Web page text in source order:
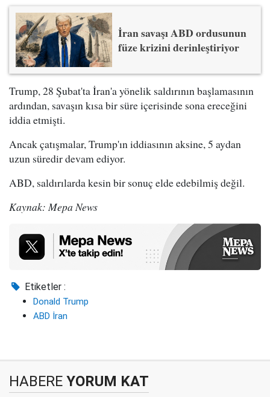
İran savaşı ABD ordusunun
füze krizini derinleştiriyor
Trump, 28 Şubat'ta İran'a yönelik saldırının başlamasının
ardından, savaşın kısa bir süre içerisinde sona ereceğini
iddia etmişti.
Ancak çatışmalar, Trump'ın iddiasının aksine, 5 aydan
uzun süredir devam ediyor.
ABD, saldırılarda kesin bir sonuç elde edebilmiş değil.
Kaynak: Mepa News
Etiketler :
Donald Trump
ABD İran
HABERE YORUM KAT